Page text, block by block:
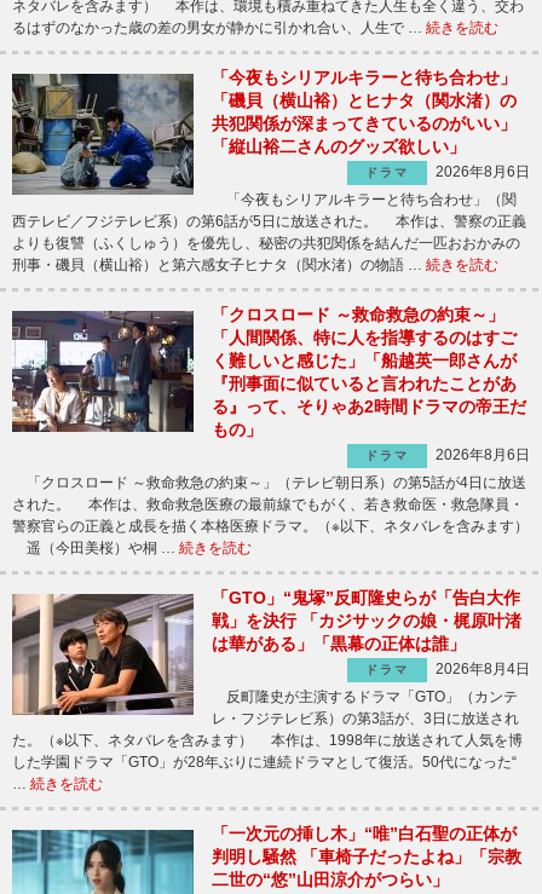
ネタバレを含みます） 本作は、環境も積み重ねてきた人生も全く違う、交わ
るはずのなかった歳の差の男女が静かに引かれ合い、人生で … 続きを読む
「今夜もシリアルキラーと待ち合わせ」
「磯貝（横山裕）とヒナタ（関水渚）の
共犯関係が深まってきているのがいい」
「縦山裕二さんのグッズ欲しい」
ドラマ
2026年8月6日
「今夜もシリアルキラーと待ち合わせ」（関
西テレビ／フジテレビ系）の第6話が5日に放送された。 本作は、警察の正義
よりも復讐（ふくしゅう）を優先し、秘密の共犯関係を結んだ一匹おおかみの
刑事・磯貝（横山裕）と第六感女子ヒナタ（関水渚）の物語 … 続きを読む
「クロスロード ～救命救急の約束～」
「人間関係、特に人を指導するのはすご
く難しいと感じた」「船越英一郎さんが
『刑事面に似ていると言われたことがあ
る』って、そりゃあ2時間ドラマの帝王だ
もの」
ドラマ
2026年8月6日
「クロスロード ～救命救急の約束～」（テレビ朝日系）の第5話が4日に放送
された。 本作は、救命救急医療の最前線でもがく、若き救命医・救急隊員・
警察官らの正義と成長を描く本格医療ドラマ。（※以下、ネタバレを含みます）
遥（今田美桜）や桐 … 続きを読む
「GTO」“鬼塚”反町隆史らが「告白大作
戦」を決行 「カジサックの娘・梶原叶渚
は華がある」「黒幕の正体は誰」
ドラマ
2026年8月4日
反町隆史が主演するドラマ「GTO」（カンテ
レ・フジテレビ系）の第3話が、3日に放送され
た。（※以下、ネタバレを含みます） 本作は、1998年に放送されて人気を博
した学園ドラマ「GTO」が28年ぶりに連続ドラマとして復活。50代になった“
続きを読む
「一次元の挿し木」“唯”白石聖の正体が
判明し騒然 「車椅子だったよね」「宗教
二世の“悠”山田涼介がつらい」